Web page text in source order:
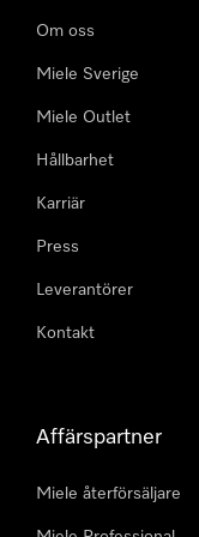
Om oss
Miele Sverige
Miele Outlet
Hållbarhet
Karriär
Press
Leverantörer
Kontakt
Affärspartner
Miele återförsäljare